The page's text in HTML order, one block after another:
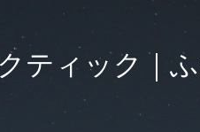
ティック｜